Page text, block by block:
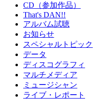
CD（参加作品）
That's DAN!!
アルバム試聴
お知らせ
スペシャルトピック
データ
ディスコグラフィ
マルチメディア
ミュージシャン
ライブ・レポート